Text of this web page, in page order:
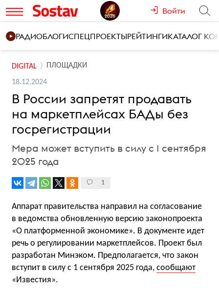
Войти
РАДИОБЛОГИСПЕЦПРОЕКТЫРЕЙТИНГИКАТАЛОГ
DIGITAL ПЛОЩАДКИ
18.12.2024
В России запретят продавать
на маркетплейсах БАДы без
госрегистрации
Мера может вступить в силу с 1 сентября
2025 года
1
Аппарат правительства направил на согласование
в ведомства обновленную версию законопроекта
«О платформенной экономике». В документе идет
речь о регулировании маркетплейсов. Проект был
разработан Минэком. Предполагается, что закон
вступит в силу с 1 сентября 2025 года, сообщают
«Известия».